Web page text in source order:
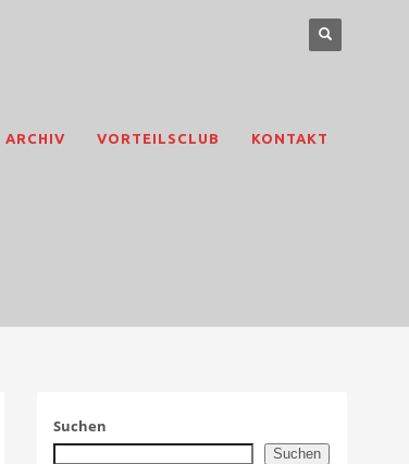
ARCHIV VORTEILSCLUB KONTAKT
Suchen
Suchen